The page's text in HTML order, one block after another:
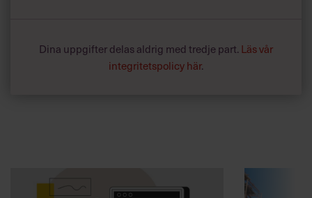
Dina uppgifter delas aldrig med tredje part. Läs vår
integritetspolicy här.